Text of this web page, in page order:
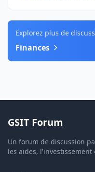
Explorez plus de
Finances
GSIT Forum
Un forum de discussion
les aides,